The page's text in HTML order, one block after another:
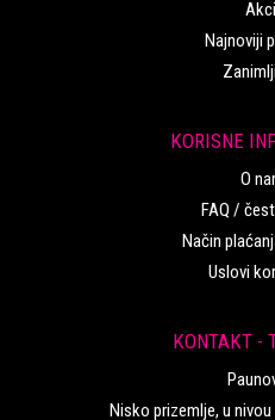
Najnoviji
KORISNE
O
FAQ /
Način
Uslovi
KONTAKT -
Nisko prizemlje, u